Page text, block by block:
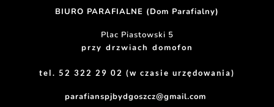
BIURO PARAFIALNE (Dom Parafialny)
Plac Piastowski 5
przy drzwiach domofon
tel. 52 322 29 02 (w czasie urzędowania)
parafianspjbydgoszcz@gmail.com